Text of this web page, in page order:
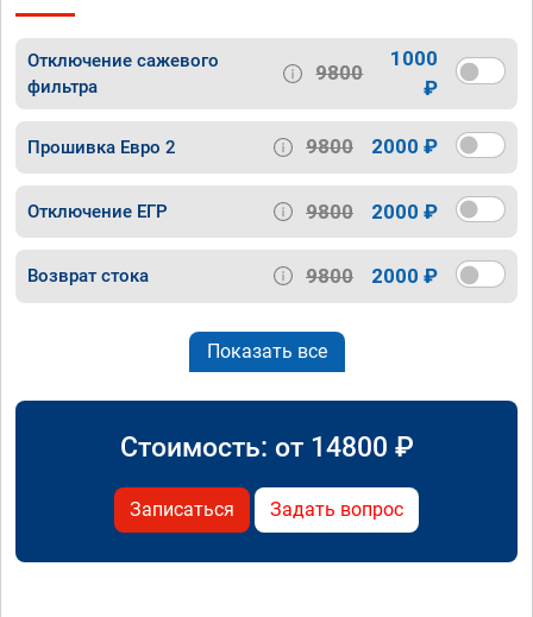
Отключение сажевого
фильтра
9800
1000
₽
Прошивка Евро 2 9800 2000 ₽
Отключение ЕГР 9800 2000 ₽
Возврат стока 9800 2000 ₽
Показать все
Стоимость: от 14800 ₽
Записаться Задать вопрос